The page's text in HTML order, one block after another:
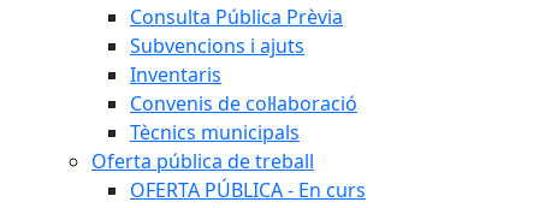
Consulta Pública Prèvia
Subvencions i ajuts
Inventaris
Convenis de col·laboració
Tècnics municipals
Oferta pública de treball
OFERTA PÚBLICA - En curs